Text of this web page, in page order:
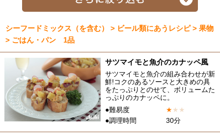
シーフードミックス（を含む） > ビール類にあうレシピ > 果物
> ごはん・パン 1品
サツマイモと魚介のカナッペ風
サツマイモと魚介の組み合わせが新
鮮!コクのあるソースと大きめの具
をたっぷりとのせて、ボリュームた
っぷりのカナッペに。
●難易度
★★ ★
●調理時間
30分